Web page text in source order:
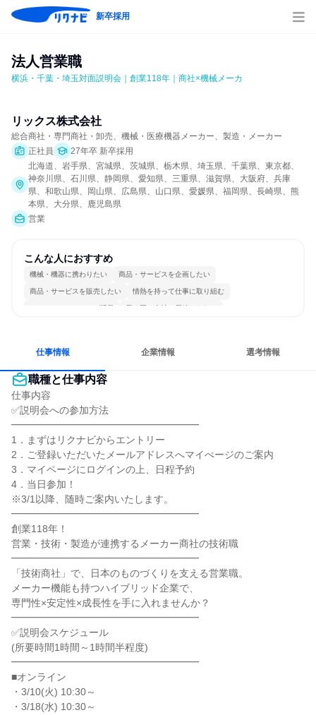
新卒採用
法人営業職
横浜・千葉・埼玉対面説明会｜創業118年｜商社×機械メーカ
リックス株式会社
総合商社・専門商社・卸売、機械・医療機器メーカー、製造・メーカー
正社員
27年卒 新卒採用
北海道、岩手県、宮城県、茨城県、栃木県、埼玉県、千葉県、東京都、
神奈川県、石川県、静岡県、愛知県、三重県、滋賀県、大阪府、兵庫
県、和歌山県、岡山県、広島県、山口県、愛媛県、福岡県、長崎県、熊
本県、大分県、鹿児島県
営業
こんな人におすすめ
機械・機器に携わりたい 商品・サービスを企画したい
商品・サービスを販売したい 情熱を持って仕事に取り組む
コミュニケーションが活発 長く同じ会社に居続けられる
仕事情報 企業情報 選考情報
職種と仕事内容
仕事内容
✅説明会への参加方法
━━━━━━━━━━━━━━━━━━━
1．まずはリクナビからエントリー
2．ご登録いただいたメールアドレスへマイぺージのご案内
3．マイページにログインの上、日程予約
4．当日参加！
※3/1以降、随時ご案内いたします。
━━━━━━━━━━━━━━━━━━━
創業118年！
営業・技術・製造が連携するメーカー商社の技術職
━━━━━━━━━━━━━━━━━━━
「技術商社」で、日本のものづくりを支える営業職。
メーカー機能も持つハイブリッド企業で、
専門性×安定性×成長性を手に入れませんか？
━━━━━━━━━━━━━━━━━━━
✅説明会スケジュール
(所要時間1時間～1時間半程度)
━━━━━━━━━━━━━━━━━━━
■オンライン
・3/10(火) 10:30～
・3/18(水) 10:30～